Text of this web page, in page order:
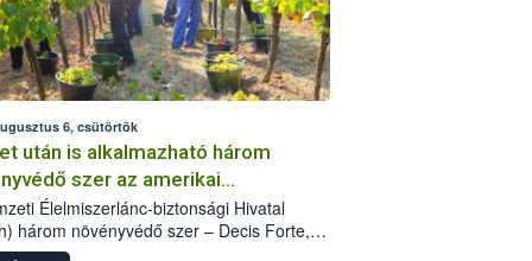
6, csütörtök
után is alkalmazható három
szer az amerikai
ellen
Élelmiszerlánc-biztonsági Hivatal
három növényvédő szer – Decis Forte,
24 EW, Oroganic – engedélyokiratát